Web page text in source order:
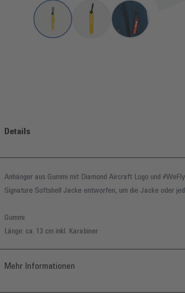
View larger imageView larger imageView larger image
Details
Anhänger aus Gummi mit Diamond Aircraft Logo und
Signature Softshell Jacke entworfen, um die Jacke oder
Gummi
Länge: ca. 13 cm inkl. Karabiner
Mehr Informationen